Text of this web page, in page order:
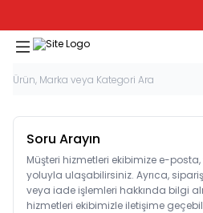
Soru Arayın
Müşteri hizmetleri ekibimize e-
yoluyla ulaşabilirsiniz. Ayrıca,
veya iade işlemleri hakkında bilgi
hizmetleri ekibimizle iletişime